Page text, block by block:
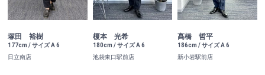
塚田 裕樹
177cm / サイズ A 6
日立南店
榎本 光希
180cm / サイズ A 6
池袋東口駅前店
髙橋 哲平
186cm / サイズ A 6
新小岩駅前店